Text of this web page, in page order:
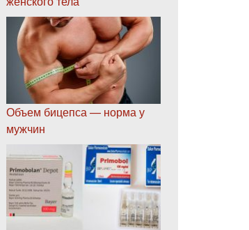
Объем бицепса — норма у
мужчин